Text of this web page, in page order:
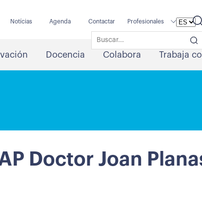
Notícias Agenda Contactar Profesionales
Docencia Colabora Trabaja
Doctor Joan